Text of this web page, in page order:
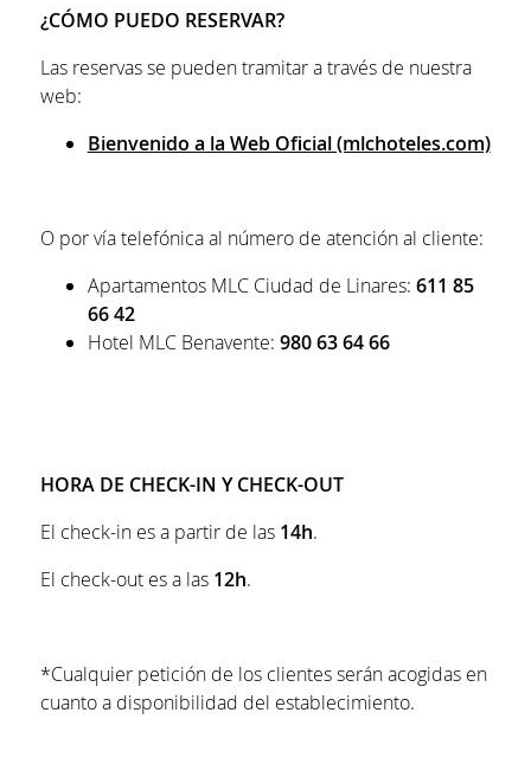
¿CÓMO PUEDO RESERVAR?
Las reservas se pueden tramitar a través de nuestra
web:
Bienvenido a la Web Oficial (mlchoteles.com)
O por vía telefónica al número de atención al cliente:
Apartamentos MLC Ciudad de Linares: 611 85
66 42
Hotel MLC Benavente: 980 63 64 66
HORA DE CHECK-IN Y CHECK-OUT
El check-in es a partir de las 14h.
El check-out es a las 12h.
*Cualquier petición de los clientes serán acogidas en
cuanto a disponibilidad del establecimiento.